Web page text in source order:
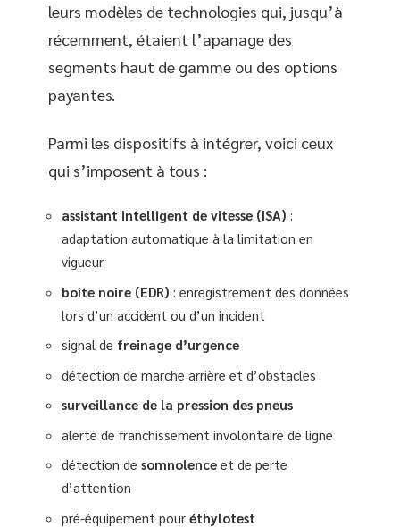
leurs modèles de technologies qui, jusqu’à
récemment, étaient l’apanage des
segments haut de gamme ou des options
payantes.
Parmi les dispositifs à intégrer, voici ceux
qui s’imposent à tous :
assistant intelligent de vitesse (ISA) :
adaptation automatique à la limitation en
vigueur
boîte noire (EDR) : enregistrement des données
lors d’un accident ou d’un incident
signal de freinage d’urgence
détection de marche arrière et d’obstacles
surveillance de la pression des pneus
alerte de franchissement involontaire de ligne
détection de somnolence et de perte
d’attention
pré-équipement pour éthylotest